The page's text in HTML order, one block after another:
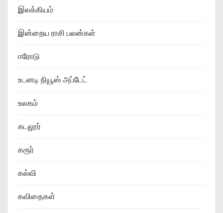
இலக்கியம்
இன்றைய ராசி பலன்கள்
ஈரோடு
உடனடி நியூஸ் அப்டேட்
உலகம்
கடலூர்
கரூர்
கல்வி
கவிதைகள்